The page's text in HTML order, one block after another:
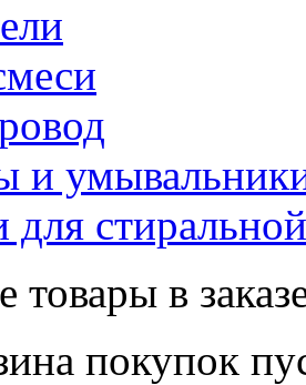
и
для
товары в
покупок